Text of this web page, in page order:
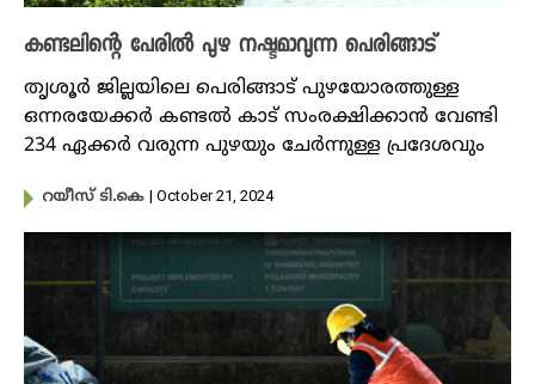
കണ്ടലിന്റെ പേരിൽ പുഴ നഷ്ടമാവുന്ന പെരിങ്ങാട്
തൃശൂർ ജില്ലയിലെ പെരിങ്ങാട് പുഴയോരത്തുള്ള
ഒന്നരയേക്കർ കണ്ടൽ കാട് സംരക്ഷിക്കാൻ വേണ്ടി
234 ഏക്കർ വരുന്ന പുഴയും ചേർന്നുള്ള പ്രദേശവും
റയീസ് ടി.കെ | October 21, 2024